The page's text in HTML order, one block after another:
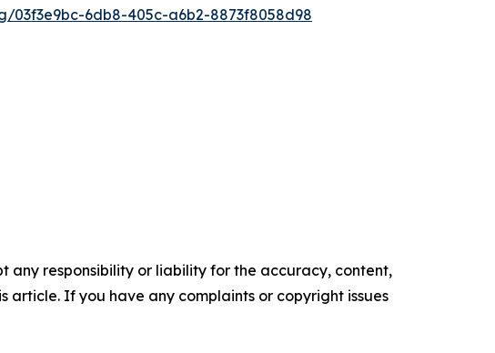
03f3e9bc-6db8-405c-a6b2-8873f8058d98
any responsibility or liability for the accuracy, content,
article. If you have any complaints or copyright issues